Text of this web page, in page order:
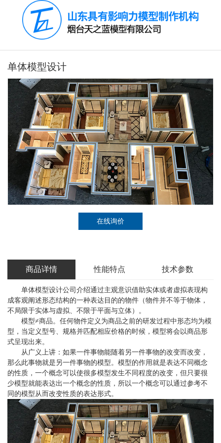
单体模型设计
在线询价
商品详情 性能特点 技术参数
单体模型设计公司介绍通过主观意识借助实体或者虚拟表现构
成客观阐述形态结构的一种表达目的的物件（物件并不等于物体，
不局限于实体与虚拟、不限于平面与立体）。
模型≠商品。任何物件定义为商品之前的研发过程中形态均为模
型，当定义型号、规格并匹配相应价格的时候，模型将会以商品形
式呈现出来。
从广义上讲：如果一件事物能随着另一件事物的改变而改变，
那么此事物就是另一件事物的模型。模型的作用就是表达不同概念
的性质，一个概念可以使很多模型发生不同程度的改变，但只要很
少模型就能表达出一个概念的性质，所以一个概念可以通过参考不
同的模型从而改变性质的表达形式。